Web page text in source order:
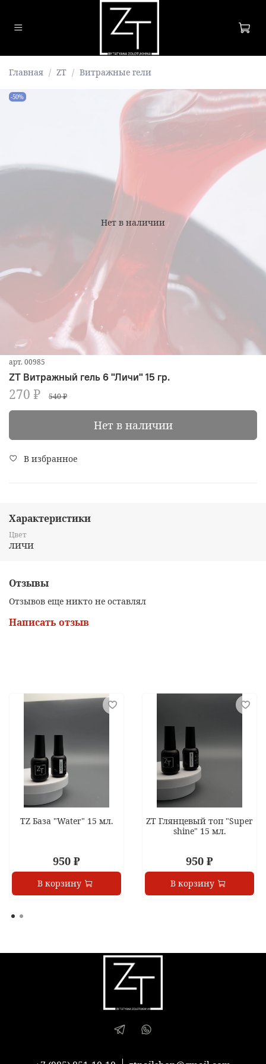
Главная ZT Витражные гели
Нет в наличии
-50%
арт. 00985
ZT Витражный гель 6 "Личи" 15 гр.
270 ₽ 540 ₽
Нет в наличии
В избранное
Характеристики
Цвет
личи
Отзывы
Отзывов еще никто не оставлял
Написать отзыв
TZ База "Water" 15 мл.
950 ₽
В корзину
ZT Глянцевый топ "Super
shine" 15 мл.
950 ₽
В корзину